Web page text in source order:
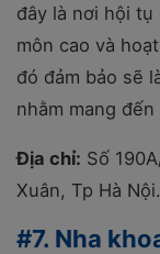
đây là nơi hội
môn cao và
đó đảm bảo sẽ
nhằm mang
Địa chỉ: Số
Xuân, Tp Hà Nội.
#7. Nha